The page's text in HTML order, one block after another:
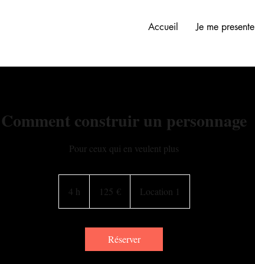
Accueil Je me presente
Comment construir un personnage
Pour ceux qui en veulent plus
4 h
h
125 € Location 1
Réserver